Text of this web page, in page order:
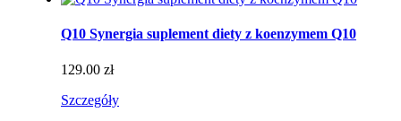
Q10 Synergia suplement diety z koenzymem Q10
129.00 zł
Szczegóły